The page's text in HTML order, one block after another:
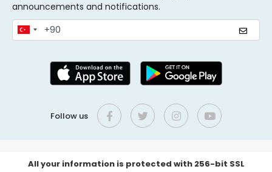
announcements and notifications.
Follow us
All your information is protected with 256-bit SSL